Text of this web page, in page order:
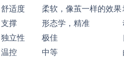
舒适度
柔软，像茧一样的效果
支撑
形态学，精准
独立性
极佳
温控
中等